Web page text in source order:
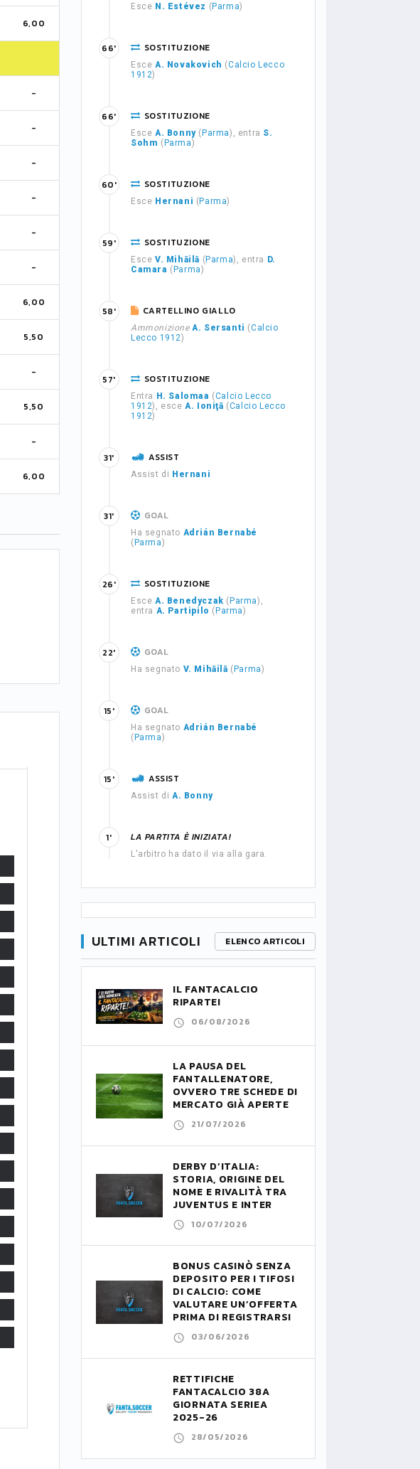
6,00
-
-
-
-
-
-
6,00
5,50
-
5,50
-
6,00
Esce N. Estévez ( Parma)
SOSTITUZIONE
Esce A. Novakovich (Calcio Lecco
1912)
66'
SOSTITUZIONE
Esce A. Bonny( Parma), entra S.
Sohm ( Parma)
66'
SOSTITUZIONE
Esce Hernani ( Parma)
60'
SOSTITUZIONE
Esce V. Mihăilă ( Parma), entra
D.
Camara ( Parma)
59'
CARTELLINO GIALLO
Ammonizione A. Sersanti (Calcio
Lecco 1912)
58'
SOSTITUZIONE
Entra H. Salomaa (Calcio Lecco
1912), esceA. Ioniţă (Calcio Lecco
1912)
57'
ASSIST
Assist di Hernani
31'
GOAL
Ha segnato Adrián Bernabé
( Parma)
31'
SOSTITUZIONE
Esce A. Benedyczak ( Parma),
entra A. Partipilo ( Parma)
26'
GOAL
Ha segnato V. Mihăilă ( Parma)
22'
GOAL
Ha segnato Adrián Bernabé
( Parma)
15'
ASSIST
Assist di A. Bonny
15'
LA PARTITA È INIZIATA!
L'arbitro ha dato il via alla gara.
1'
ULTIMI ARTICOLI ELENCO ARTICOLI
IL FANTACALCIO
RIPARTE!
06/08/2026
LA PAUSA DEL
FANTALLENATORE,
OVVERO TRE SCHEDE DI
MERCATO GIÀ APERTE
21/07/2026
DERBY D’ITALIA:
STORIA, ORIGINE DEL
NOME E RIVALITÀ TRA
JUVENTUS E INTER
10/07/2026
BONUS CASINÒ SENZA
DEPOSITO PER I TIFOSI
DI CALCIO: COME
VALUTARE UN’OFFERTA
PRIMA DI REGISTRARSI
03/06/2026
RETTIFICHE
FANTACALCIO 38A
GIORNATA SERIEA
2025-26
28/05/2026